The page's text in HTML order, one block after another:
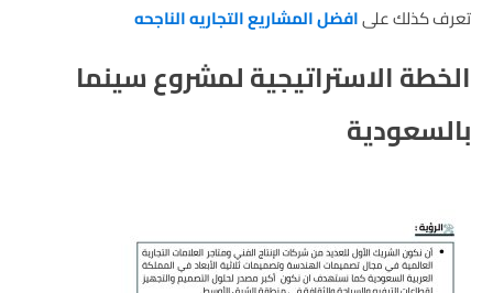
تعرف كذلك علىافضل المشاريع التجاريه الناجحه
الخطة الاستراتيجية لمشروع سينما
بالسعودية